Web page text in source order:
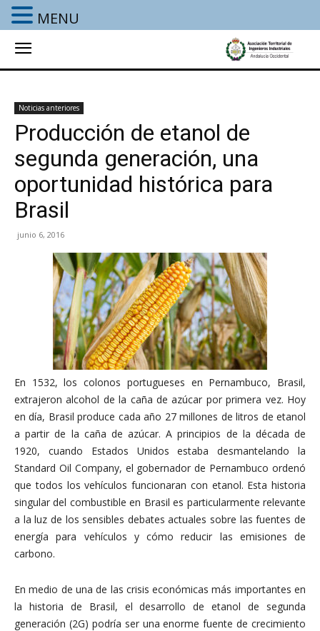
Noticias anteriores
Producción de etanol de
segunda generación, una
oportunidad histórica para
Brasil
junio 6, 2016
En 1532, los colonos portugueses en Pernambuco, Brasil,
extrajeron alcohol de la caña de azúcar por primera vez. Hoy
en día, Brasil produce cada año 27 millones de litros de etanol
a partir de la caña de azúcar. A principios de la década de
1920, cuando Estados Unidos estaba desmantelando la
Standard Oil Company, el gobernador de Pernambuco ordenó
que todos los vehículos funcionaran con etanol. Esta historia
singular del combustible en Brasil es particularmente relevante
a la luz de los sensibles debates actuales sobre las fuentes de
energía para vehículos y cómo reducir las emisiones de
carbono.
En medio de una de las crisis económicas más importantes en
la historia de Brasil, el desarrollo de etanol de segunda
generación (2G) podría ser una enorme fuente de crecimiento
MENU